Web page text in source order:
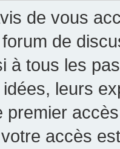
de vous
de
à tous les
leurs
premier
accès